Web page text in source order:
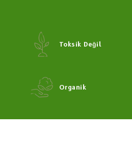
Toksik Değil
Organik